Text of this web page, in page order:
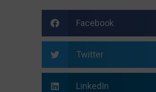
Facebook
Twitter
LinkedIn